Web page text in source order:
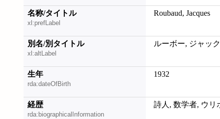
名称/タイトル
xl:prefLabel
Roubaud, Jacques
別名/別タイトル
xl:altLabel
ルーボー, ジャック
生年
rda:dateOfBirth
1932
経歴
rda:biographicalInformation
詩人, 数学者, ウリ